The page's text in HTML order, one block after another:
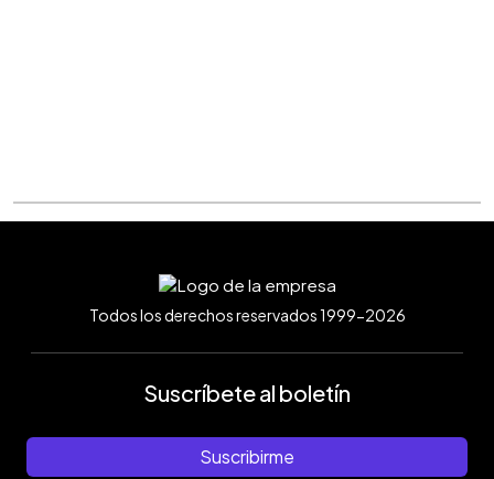
Todos los derechos reservados 1999-2026
Suscríbete al boletín
Suscribirme